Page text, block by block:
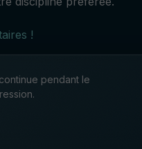
!
pendant le